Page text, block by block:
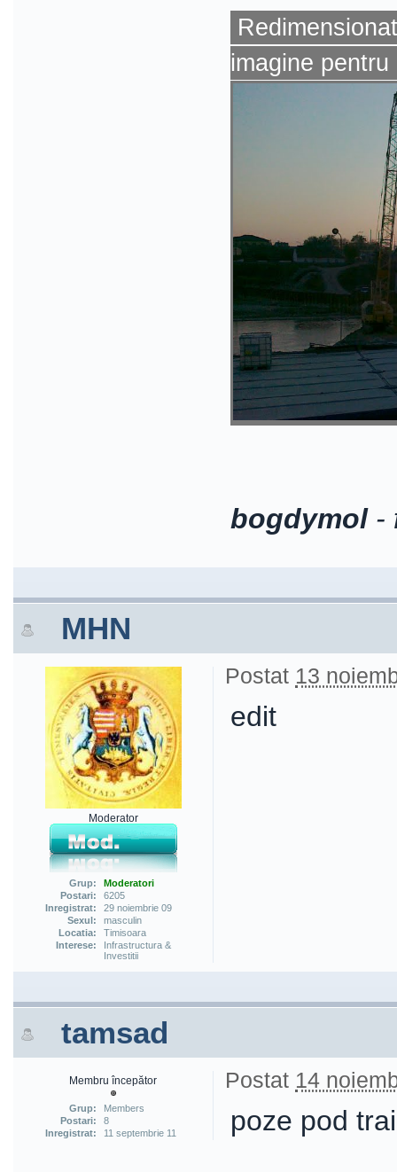
imagine pentru
bogdymol-
MHN
Moderator
Grup:
Moderatori
Postari:
6205
Inregistrat:
29 noiembrie 09
Sexul:
masculin
Locatia:
Timisoara
Interese:
Infrastructura &
Investitii
Postat 13
edit
tamsad
Membru începător
Grup:
Members
Postari:
8
Inregistrat:
11 septembrie 11
Postat 14
poze pod